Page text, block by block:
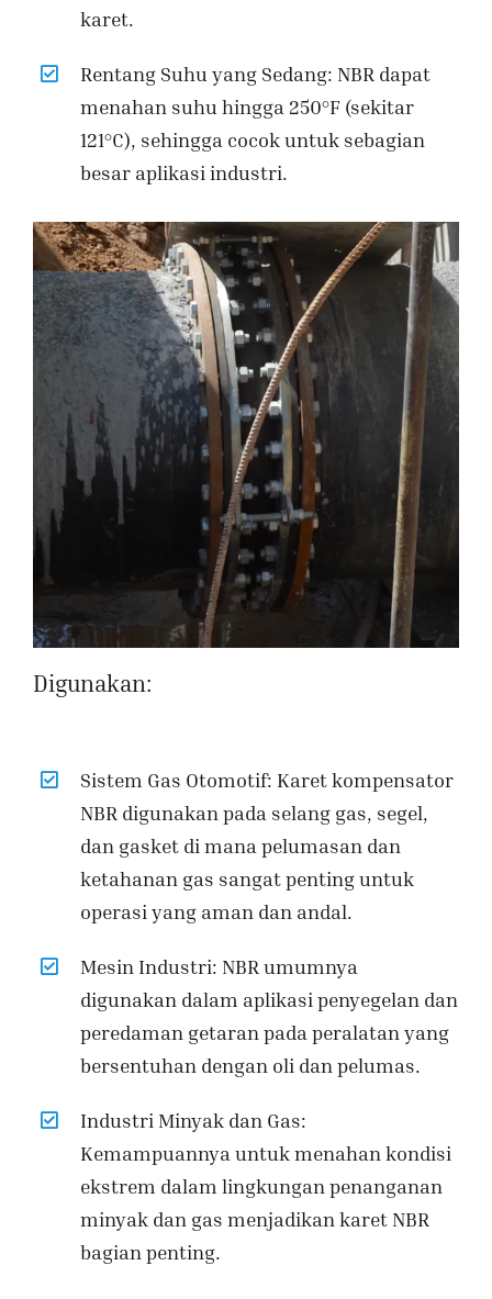
karet.
Rentang Suhu yang Sedang: NBR dapat
menahan suhu hingga 250°F (sekitar
121°C), sehingga cocok untuk sebagian
besar aplikasi industri.
Digunakan:
Sistem Gas Otomotif: Karet kompensator
NBR digunakan pada selang gas, segel,
dan gasket di mana pelumasan dan
ketahanan gas sangat penting untuk
operasi yang aman dan andal.
Mesin Industri: NBR umumnya
digunakan dalam aplikasi penyegelan dan
peredaman getaran pada peralatan yang
bersentuhan dengan oli dan pelumas.
Industri Minyak dan Gas:
Kemampuannya untuk menahan kondisi
ekstrem dalam lingkungan penanganan
minyak dan gas menjadikan karet NBR
bagian penting.